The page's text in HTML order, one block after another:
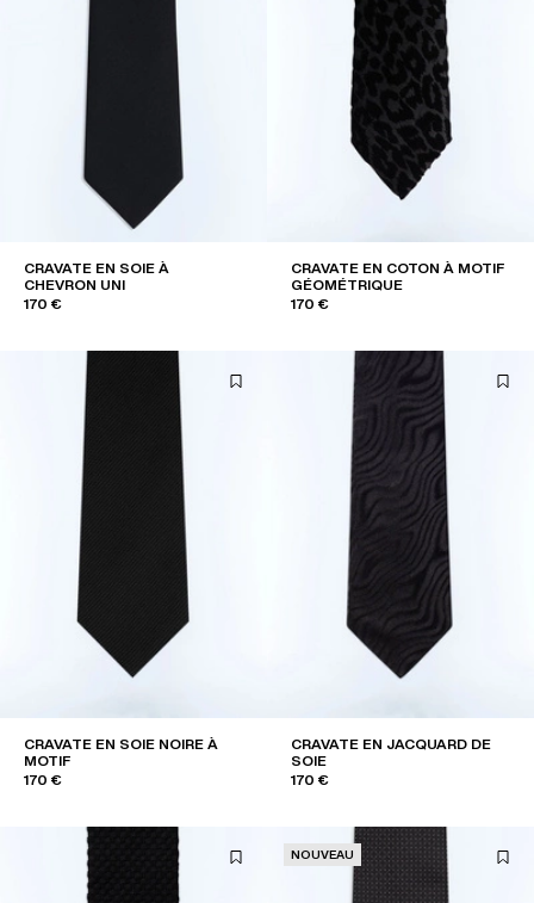
CRAVATE EN SOIE À
CHEVRON UNI
170 €
CRAVATE EN COTON À MOTIF
GÉOMÉTRIQUE
170 €
CRAVATE EN SOIE NOIRE À
MOTIF
170 €
CRAVATE EN JACQUARD DE
SOIE
170 €
NOUVEAU